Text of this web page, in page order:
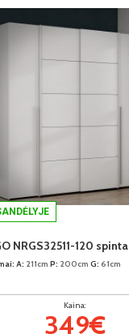
NRGS32511-120 spinta
A: 211cm P: 200cm G: 61cm
Kaina:
349€